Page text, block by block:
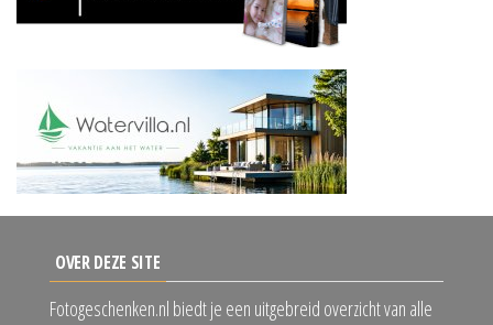
OVER DEZE SITE
Fotogeschenken.nl biedt je een uitgebreid overzicht van alle